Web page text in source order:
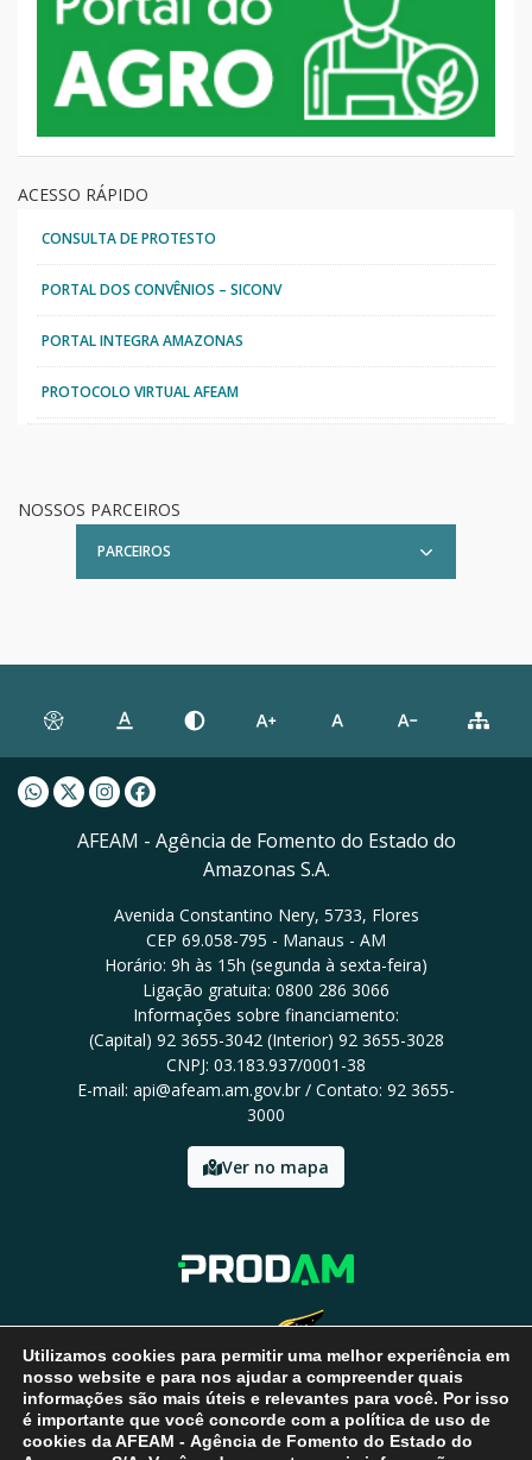
ACESSO RÁPIDO
CONSULTA DE PROTESTO
PORTAL DOS CONVÊNIOS – SICONV
PORTAL INTEGRA AMAZONAS
PROTOCOLO VIRTUAL AFEAM
NOSSOS PARCEIROS
PARCEIROS
Whatsapp AFEAM
Twitter AFEAM
Instagram AFEAM
Facebook AFEAM
AFEAM - Agência de Fomento do Estado do
Amazonas S.A.
Avenida Constantino Nery, 5733, Flores
CEP 69.058-795 - Manaus - AM
Horário: 9h às 15h (segunda à sexta-feira)
Ligação gratuita: 0800 286 3066
Informações sobre financiamento:
(Capital) 92 3655-3042 (Interior) 92 3655-3028
CNPJ: 03.183.937/0001-38
E-mail: api@afeam.am.gov.br / Contato: 92 3655-
3000
Ver no mapa
Utilizamos cookies para permitir uma melhor experiência em
nosso website e para nos ajudar a compreender quais
informações são mais úteis e relevantes para você. Por isso
é importante que você concorde com a política de uso de
cookies da AFEAM - Agência de Fomento do Estado do